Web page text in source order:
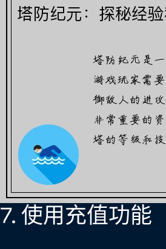
7. 使用充值功能